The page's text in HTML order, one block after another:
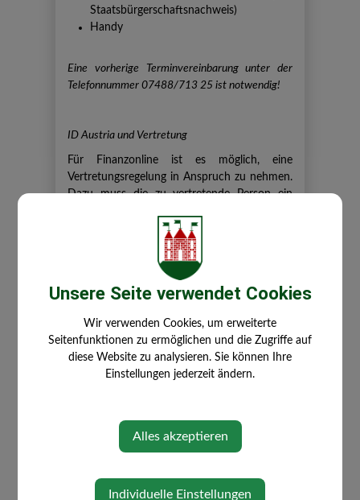
Staatsbürgerschaftsnachweis)
Handy
Eine vorherige Terminvereinbarung unter der
Telefonnummer 07488/713 25 ist notwendig!
ID Austria und Vertretung
Für Finanzonline ist es möglich, eine
Vertretungsregelung in Anspruch zu nehmen.
Dazu muss die zu vertretende Person ein
Dieses wird beim Einstieg in Finanzonline
Unsere Seite verwendet Cookies
Wir verwenden Cookies, um erweiterte
Seitenfunktionen zu ermöglichen und die Zugriffe auf
diese Website zu analysieren. Sie können Ihre
Einstellungen jederzeit ändern.
Alles akzeptieren
Individuelle Einstellungen